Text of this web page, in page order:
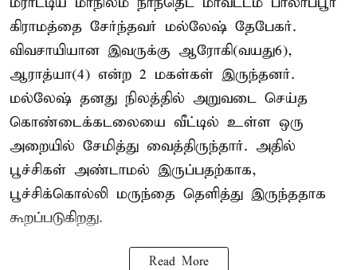
கிராமத்தை சேர்ந்தவர் மல்லேஷ் தேபேகர்.
விவசாயியான இவருக்கு ஆரோகி(வயது6),
ஆராத்யா(4) என்ற 2 மகள்கள் இருந்தனர்.
மல்லேஷ் தனது நிலத்தில் அறுவடை செய்த
கொண்டைக்கடலையை வீட்டில் உள்ள ஒரு
அறையில் சேமித்து வைத்திருந்தார். அதில்
பூச்சிகள் அண்டாமல் இருப்பதற்காக,
பூச்சிக்கொல்லி மருந்தை தெளித்து இருந்ததாக
கூறப்படுகிறது.
Read More